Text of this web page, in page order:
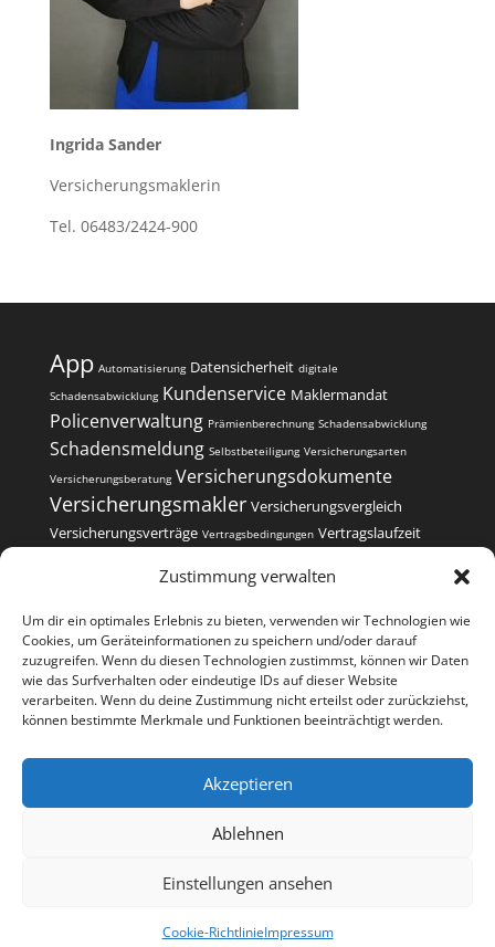
Zustimmung verwalten
Um dir ein optimales Erlebnis zu bieten, verwenden wir Technologien wie
Cookies, um Geräteinformationen zu speichern und/oder darauf
zuzugreifen. Wenn du diesen Technologien zustimmst, können wir Daten
wie das Surfverhalten oder eindeutige IDs auf dieser Website
verarbeiten. Wenn du deine Zustimmung nicht erteilst oder zurückziehst,
können bestimmte Merkmale und Funktionen beeinträchtigt werden.
Akzeptieren
Ablehnen
Einstellungen ansehen
Cookie-RichtlinieImpressum
Ingrida Sander
Versicherungsmaklerin
Tel. 06483/2424-900
App Automatisierung Datensicherheit digitale
Schadensabwicklung Kundenservice Maklermandat
Policenverwaltung Prämienberechnung Schadensabwicklung
Schadensmeldung Selbstbeteiligung Versicherungsarten
Versicherungsberatung Versicherungsdokumente
Versicherungsmakler Versicherungsvergleich
Versicherungsverträge Vertragsbedingungen Vertragslaufzeit
Kontakt Impressum
Datenschutzerklärung
Cookie-Richtlinie (EU)
Copyright 2022-2026 | Finanz- und
Versicherungsmakler Sander GmbH | Alle Rechte
KI-Hinweis: Teile des Contents wurde mit KI erstellt.
enthalten.